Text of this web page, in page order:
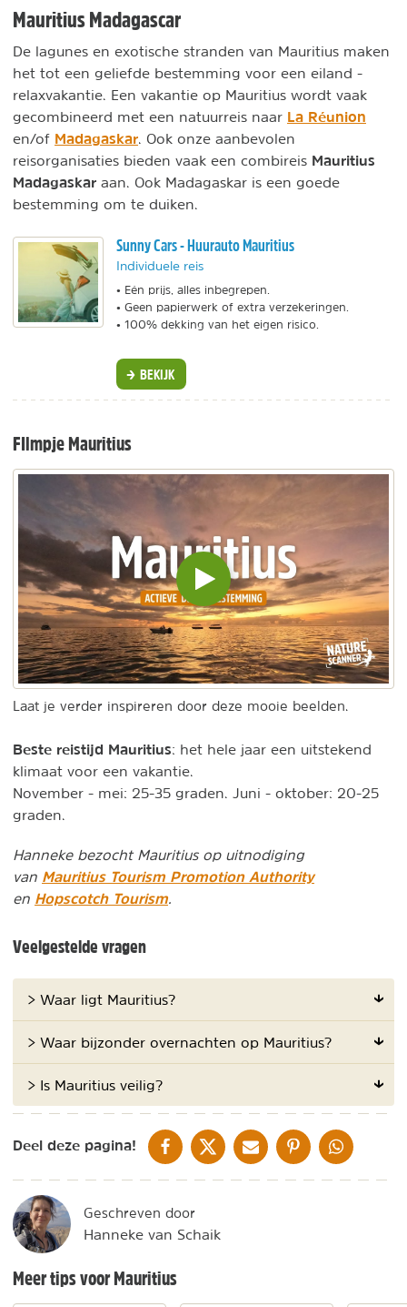
Mauritius Madagascar
De lagunes en exotische stranden van Mauritius maken
het tot een geliefde bestemming voor een eiland -
relaxvakantie. Een vakantie op Mauritius wordt vaak
gecombineerd met een natuurreis naar La Réunion
en/of Madagaskar . Ook onze aanbevolen
reisorganisaties bieden vaak een combireis Mauritius
Madagaskar aan. Ook Madagaskar is een goede
bestemming om te duiken.
Sunny Cars - Huurauto Mauritius
Individuele reis
• Eén prijs, alles inbegrepen.
• Geen papierwerk of extra verzekeringen.
• 100% dekking van het eigen risico.
BEKIJK
FIlmpje Mauritius
Video
inladen
en
afspelen
Laat je verder inspireren door deze mooie beelden.
Beste reistijd Mauritius: het hele jaar een uitstekend
klimaat voor een vakantie.
November - mei: 25-35 graden. Juni - oktober: 20-25
graden.
Hanneke bezocht Mauritius op uitnodiging
van Mauritius Tourism Promotion Authority
en Hopscotch Tourism.
Veelgestelde vragen
> Waar ligt Mauritius?
> Waar bijzonder overnachten op Mauritius?
> Is Mauritius veilig?
Deel deze pagina! DELEN OP FACEBOOK
DELEN OP XDELEN VIA DE MAIL
DELEN OP PINTEREST
DELEN OP
Geschreven door
Hanneke van Schaik
Meer tips voor Mauritius